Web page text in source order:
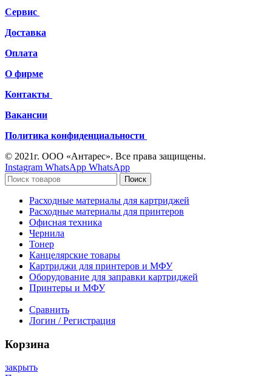
Сервис
Доставка
Оплата
О фирме
Контакты
Вакансии
Политика конфиденциальности
© 2021г. ООО «Антарес». Все права защищены.
Instagram WhatsApp WhatsApp
Поиск
Расходные материалы для картриджей
Расходные материалы для принтеров
Офисная техника
Чернила
Тонер
Канцелярские товары
Картриджи для принтеров и МФУ
Оборудование для заправки картриджей
Принтеры и МФУ
Сравнить
Логин / Регистрация
Корзина
закрыть